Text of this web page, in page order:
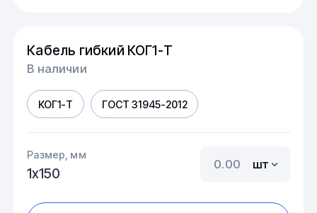
Кабель гибкий КОГ1-Т
В наличии
КОГ1-Т ГОСТ 31945-2012
Размер, мм
1х150
шт